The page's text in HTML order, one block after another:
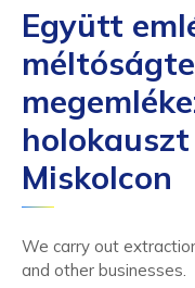
Együtt
Miskolcon
We carry out
and other businesses.